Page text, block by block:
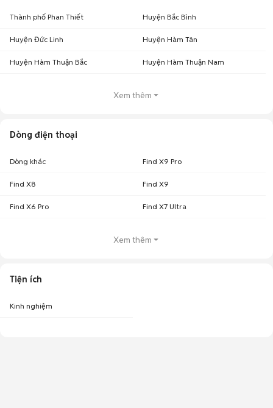
Thành phố Phan Thiết Huyện Bắc Bình
Huyện Đức Linh Huyện Hàm Tân
Huyện Hàm Thuận Bắc Huyện Hàm Thuận Nam
Xem thêm
Dòng điện thoại
Dòng khác Find X9 Pro
Find X8 Find X9
Find X6 Pro Find X7 Ultra
Xem thêm
Tiện ích
Kinh nghiệm